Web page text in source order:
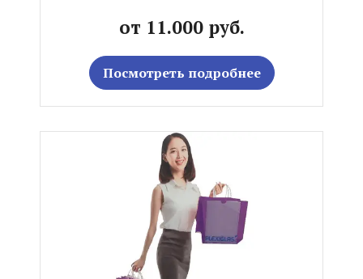
от 11.000 руб.
Посмотреть подробнее